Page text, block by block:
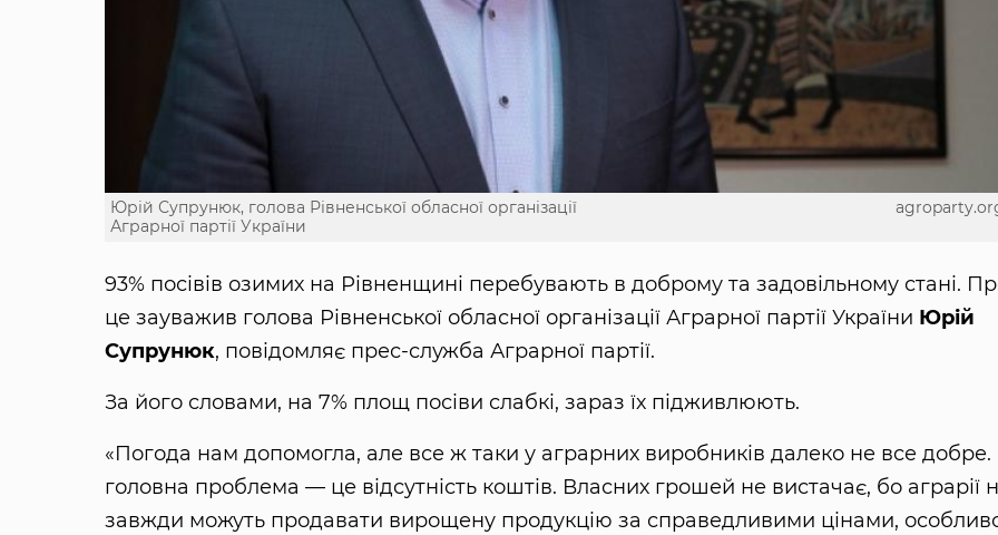
Юрій Супрунюк, голова Рівненської обласної організації
Аграрної партії України
93% посівів озимих на Рівненщині перебувають в доброму та задовільному стані.
це зауважив голова Рівненської обласної організації Аграрної партії України Юрій
Супрунюк, повідомляє прес-служба Аграрної партії.
За його словами, на 7% площ посіви слабкі, зараз їх підживлюють.
«Погода нам допомогла, але все ж таки у аграрних виробників далеко не все добре.
головна проблема — це відсутність коштів. Власних грошей не вистачає, бо аграрії
завжди можуть продавати вирощену продукцію за справедливими цінами,